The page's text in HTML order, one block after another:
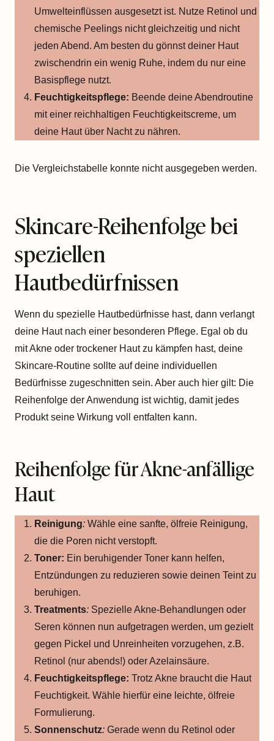
Umwelteinflüssen ausgesetzt ist. Nutze Retinol und
chemische Peelings nicht gleichzeitig und nicht
jeden Abend. Am besten du gönnst deiner Haut
zwischendrin ein wenig Ruhe, indem du nur eine
Basispflege nutzt.
Feuchtigkeitspflege: Beende deine Abendroutine
mit einer reichhaltigen Feuchtigkeitscreme, um
deine Haut über Nacht zu nähren.
Die Vergleichstabelle konnte nicht ausgegeben werden.
Skincare-Reihenfolge bei
speziellen
Hautbedürfnissen
Wenn du spezielle Hautbedürfnisse hast, dann verlangt
deine Haut nach einer besonderen Pflege. Egal ob du
mit Akne oder trockener Haut zu kämpfen hast, deine
Skincare-Routine sollte auf deine individuellen
Bedürfnisse zugeschnitten sein. Aber auch hier gilt: Die
Reihenfolge der Anwendung ist wichtig, damit jedes
Produkt seine Wirkung voll entfalten kann.
Reihenfolge für Akne-anfällige
Haut
Reinigung: Wähle eine sanfte, ölfreie Reinigung,
die die Poren nicht verstopft.
Toner: Ein beruhigender Toner kann helfen,
Entzündungen zu reduzieren sowie deinen Teint zu
beruhigen.
Treatments: Spezielle Akne-Behandlungen oder
Seren können nun aufgetragen werden, um gezielt
gegen Pickel und Unreinheiten vorzugehen, z.B.
Retinol (nur abends!) oder Azelainsäure.
Feuchtigkeitspflege: Trotz Akne braucht die Haut
Feuchtigkeit. Wähle hierfür eine leichte, ölfreie
Formulierung.
Sonnenschutz: Gerade wenn du Retinol oder